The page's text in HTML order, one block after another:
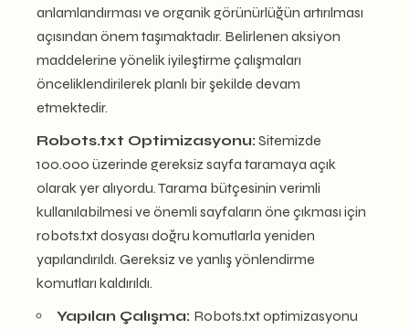
anlamlandırması ve organik görünürlüğün artırılması
açısından önem taşımaktadır. Belirlenen aksiyon
maddelerine yönelik iyileştirme çalışmaları
önceliklendirilerek planlı bir şekilde devam
etmektedir.
Robots.txt Optimizasyonu: Sitemizde
100.000 üzerinde gereksiz sayfa taramaya açık
olarak yer alıyordu. Tarama bütçesinin verimli
kullanılabilmesi ve önemli sayfaların öne çıkması için
robots.txt dosyası doğru komutlarla yeniden
yapılandırıldı. Gereksiz ve yanlış yönlendirme
komutları kaldırıldı.
Yapılan Çalışma: Robots.txt optimizasyonu